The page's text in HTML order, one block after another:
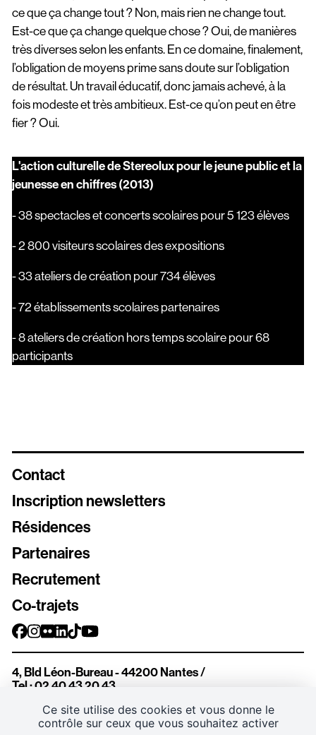
Ce site utilise des cookies et vous donne le
contrôle sur ceux que vous souhaitez activer
ce que ça change tout ? Non, mais rien ne change tout.
Est-ce que ça change quelque chose ? Oui, de manières
très diverses selon les enfants. En ce domaine, finalement,
l’obligation de moyens prime sans doute sur l’obligation
de résultat. Un travail éducatif, donc jamais achevé, à la
fois modeste et très ambitieux. Est-ce qu’on peut en être
fier ? Oui.
L'action culturelle de Stereolux pour le jeune public et la
jeunesse en chiffres (2013)
- 38 spectacles et concerts scolaires pour 5 123 élèves
- 2 800 visiteurs scolaires des expositions
- 33 ateliers de création pour 734 élèves
- 72 établissements scolaires partenaires
- 8 ateliers de création hors temps scolaire pour 68
participants
Contact
Inscription newsletters
Résidences
Partenaires
Recrutement
Co-trajets
4, Bld Léon-Bureau - 44200 Nantes/
Tel : 02 40 43 20 43
Newsletters
Inscrivez vous aux différentes newsletters de Stereolux
Carte Stereolux
Abonnez-vous !
Offrez à vos proches de beaux moments à Stereolux